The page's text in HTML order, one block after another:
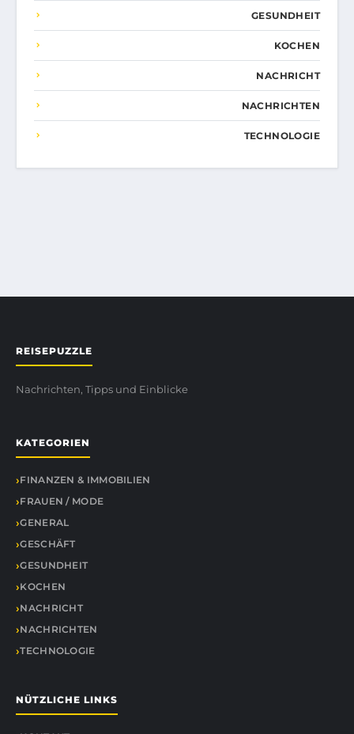
GESUNDHEIT
KOCHEN
NACHRICHT
NACHRICHTEN
TECHNOLOGIE
REISEPUZZLE
Nachrichten, Tipps und Einblicke
KATEGORIEN
FINANZEN & IMMOBILIEN
FRAUEN / MODE
GENERAL
GESCHÄFT
GESUNDHEIT
KOCHEN
NACHRICHT
NACHRICHTEN
TECHNOLOGIE
NÜTZLICHE LINKS